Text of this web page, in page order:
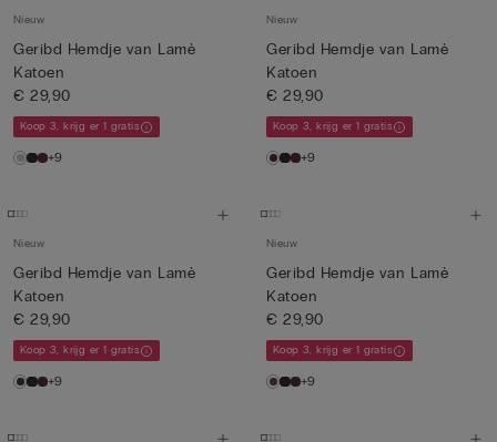
Nieuw
Geribd Hemdje van Lamè
Katoen
€ 29,90
Koop 3, krijg er 1 gratis
+9
Nieuw
Geribd Hemdje van Lamè
Katoen
€ 29,90
Koop 3, krijg er 1 gratis
+9
Nieuw
Geribd Hemdje van Lamè
Katoen
€ 29,90
Koop 3, krijg er 1 gratis
+9
Nieuw
Geribd Hemdje van Lamè
Katoen
€ 29,90
Koop 3, krijg er 1 gratis
+9